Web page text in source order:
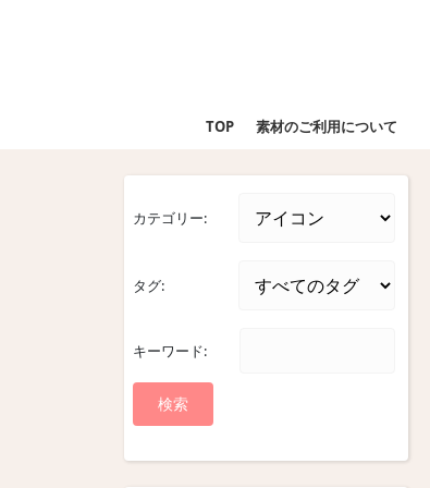
TOP 素材のご利用について
カテゴリー:
タグ:
キーワード: